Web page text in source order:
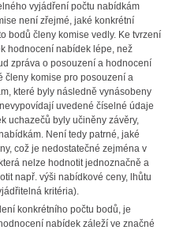
vyjádření počtu nabídkám
není zřejmé, jaké konkrétní
bodů členy komise vedly. Ke tvrzení
hodnocení nabídek lépe, než
zpráva o posouzení a hodnocení
členy komise pro posouzení a
které byly následně vynásobeny
uvedené číselné údaje
uchazečů byly učiněny závěry,
Není tedy patrné, jaké
což je nedostatečné zejména v
nelze hodnotit jednoznačně a
např. výši nabídkové ceny, lhůtu
kritéria).
konkrétního počtu bodů, je
nabídek záleží ve značné